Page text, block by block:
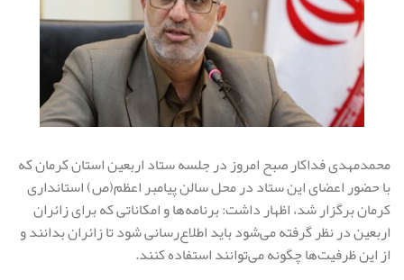
محمدمهدی فداکار صبح امروز در جلسه ستاد اربعین استان کرمان که
با حضور اعضای این ستاد در محل سالن پیامبر اعظم(ص) استانداری
کرمان برگزار شد، اظهار داشت: برنامه‌ها و امکاناتی که برای زائران
اربعین در نظر گرفته می‌شود باید اطلاع‌رسانی شود تا زائران بدانند و
از این ظرفیت‌ها چگونه می‌توانند استفاده کنند.